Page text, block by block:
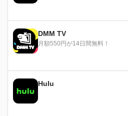
DMM TV
月額550円が14日間無料！
Hulu